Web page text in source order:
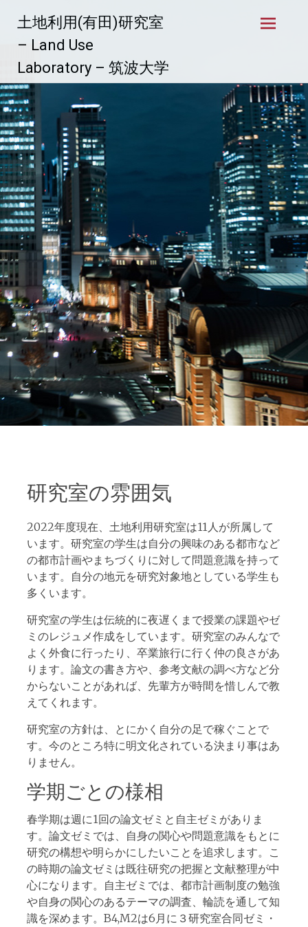
へ
ス
キ
ッ
プ
土地利用(有田)研究室
– Land Use
Laboratory – 筑波大学
研究室の雰囲気
2022年度現在、土地利用研究室は11人が所属して
います。研究室の学生は自分の興味のある都市など
の都市計画やまちづくりに対して問題意識を持って
います。自分の地元を研究対象地としている学生も
多くいます。
研究室の学生は伝統的に夜遅くまで授業の課題やゼ
ミのレジュメ作成をしています。研究室のみんなで
よく外食に行ったり、卒業旅行に行く仲の良さがあ
ります。論文の書き方や、参考文献の調べ方など分
からないことがあれば、先輩方が時間を惜しんで教
えてくれます。
研究室の方針は、とにかく自分の足で稼ぐことで
す。今のところ特に明文化されている決まり事はあ
りません。
学期ごとの様相
春学期は週に1回の論文ゼミと自主ゼミがありま
す。論文ゼミでは、自身の関心や問題意識をもとに
研究の構想や明らかにしたいことを追求します。こ
の時期の論文ゼミは既往研究の把握と文献整理が中
心になります。自主ゼミでは、都市計画制度の勉強
や自身の関心のあるテーマの調査、輪読を通して知
識を深めます。B4,M2は6月に３研究室合同ゼミ・